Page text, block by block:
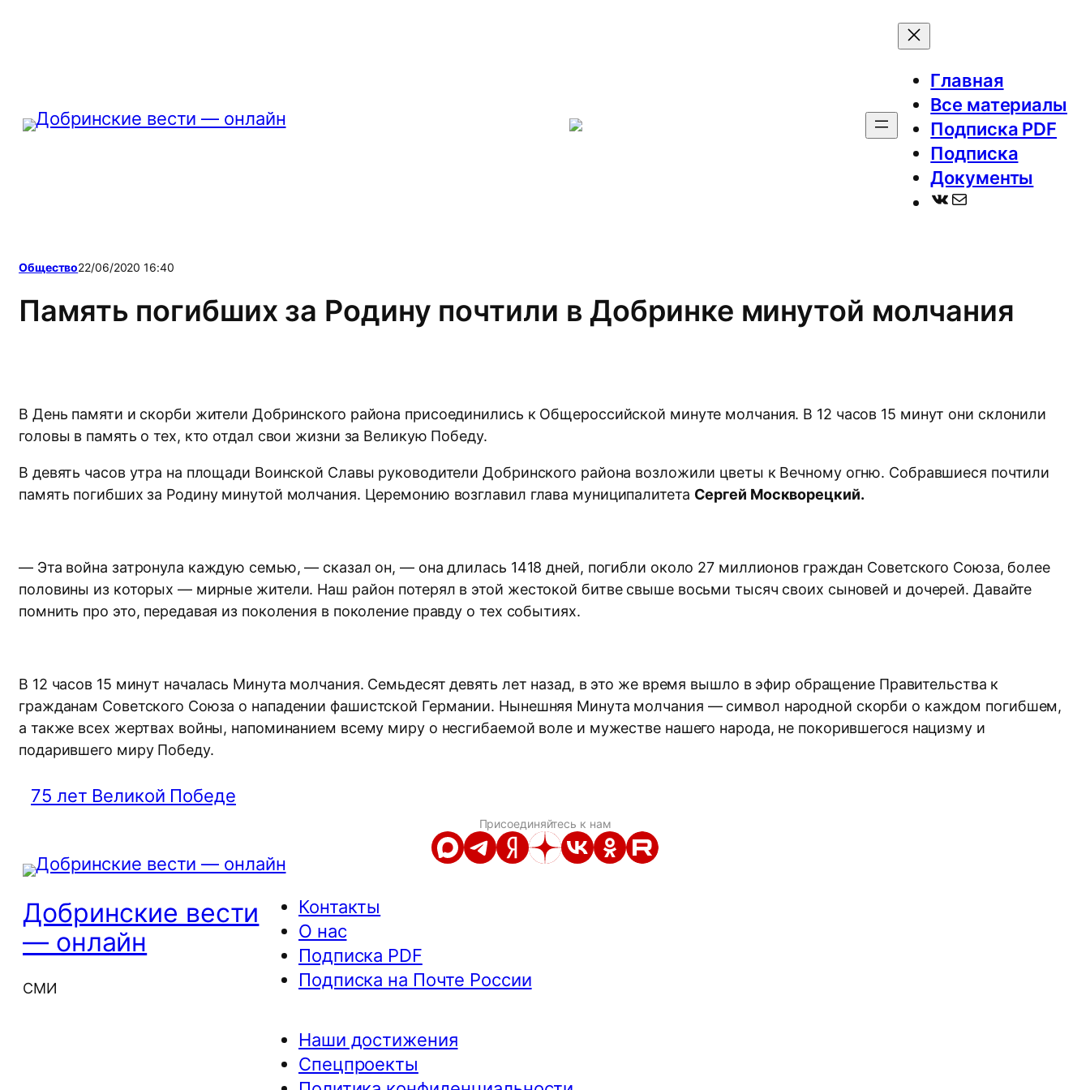
Главная
Все материалы
Подписка PDF
Подписка
Документы
ВКонтакте
Почта
Общество22/06/2020 16:40
Память погибших за Родину почтили в Добринке минутой молчания
В День памяти и скорби жители Добринского района присоединились к Общероссийской минуте молчания. В 12 часов 15 минут они склонили
головы в память о тех, кто отдал свои жизни за Великую Победу.
В девять часов утра на площади Воинской Славы руководители Добринского района возложили цветы к Вечному огню. Собравшиеся почтили
память погибших за Родину минутой молчания. Церемонию возглавил глава муниципалитета Сергей Москворецкий.
— Эта война затронула каждую семью, — сказал он, — она длилась 1418 дней, погибли около 27 миллионов граждан Советского Союза, более
половины из которых — мирные жители. Наш район потерял в этой жестокой битве свыше восьми тысяч своих сыновей и дочерей. Давайте
помнить про это, передавая из поколения в поколение правду о тех событиях.
В 12 часов 15 минут началась Минута молчания. Семьдесят девять лет назад, в это же время вышло в эфир обращение Правительства к
гражданам Советского Союза о нападении фашистской Германии. Нынешняя Минута молчания — символ народной скорби о каждом погибшем,
а также всех жертвах войны, напоминанием всему миру о несгибаемой воле и мужестве нашего народа, не покорившегося нацизму и
подарившего миру Победу.
75 лет Великой Победе
Присоединяйтесь к нам
Добринские вести
— онлайн
СМИ
Контакты
О нас
Подписка PDF
Подписка на Почте России
Наши достижения
Спецпроекты